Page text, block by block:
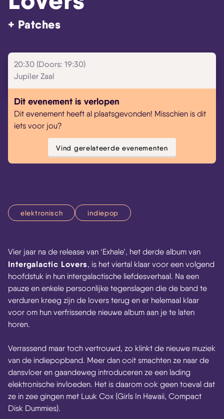
+ Patches
20:30 (Doors: 19:30)
Jupiler Zaal
Dit evenement is verlopen
Dit evenement heeft al plaatsgevonden! Misschien is dit
iets voor jou?
Vind gerelateerde evenementen
elektronisch indiepop
Vier jaar na de release van ‘Exhale’, het derde album van
Intergalactic Lovers, is het viertal klaar voor een volgend
hoofdstuk in hun intergalactische liefdesverhaal. Na een
pauze en enkele persoonlijke tegenslagen die de band te
verduren kreeg zijn de lovers terug en er helemaal klaar
voor om hun verfrissende nieuwe album aan je te laten
horen.
Verrassend maar toch vertrouwd, zo klinkt de nieuwe muziek
van de indiepopband. Meer dan ooit smachten ze naar de
dansvloer en gaandeweg introduceren ze een lading
elektronische invloeden. Het is daarom ook geen toeval dat
ze in zee gingen met Luuk Cox (Girls In Hawaii, Compact
Disk Dummies).